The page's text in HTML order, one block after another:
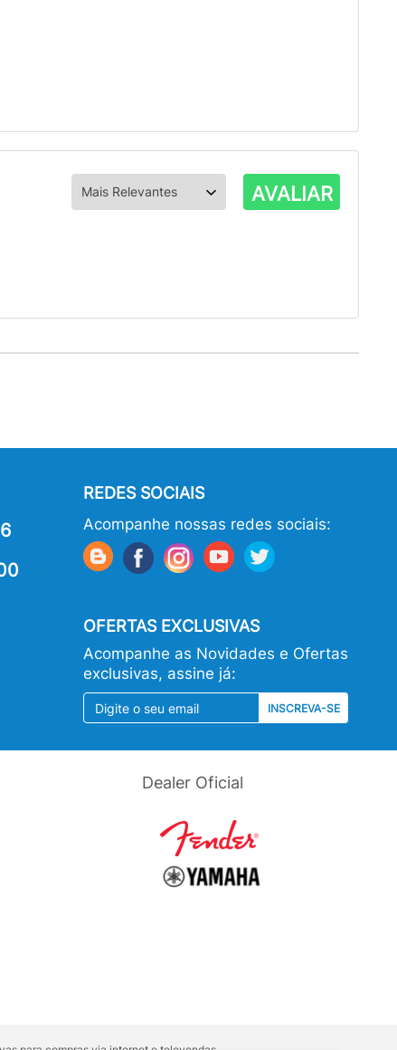
AVALIAR
REDES SOCIAIS
Acompanhe nossas redes sociais:
OFERTAS EXCLUSIVAS
Acompanhe as Novidades e Ofertas
exclusivas, assine já:
INSCREVA-SE
Dealer Oficial